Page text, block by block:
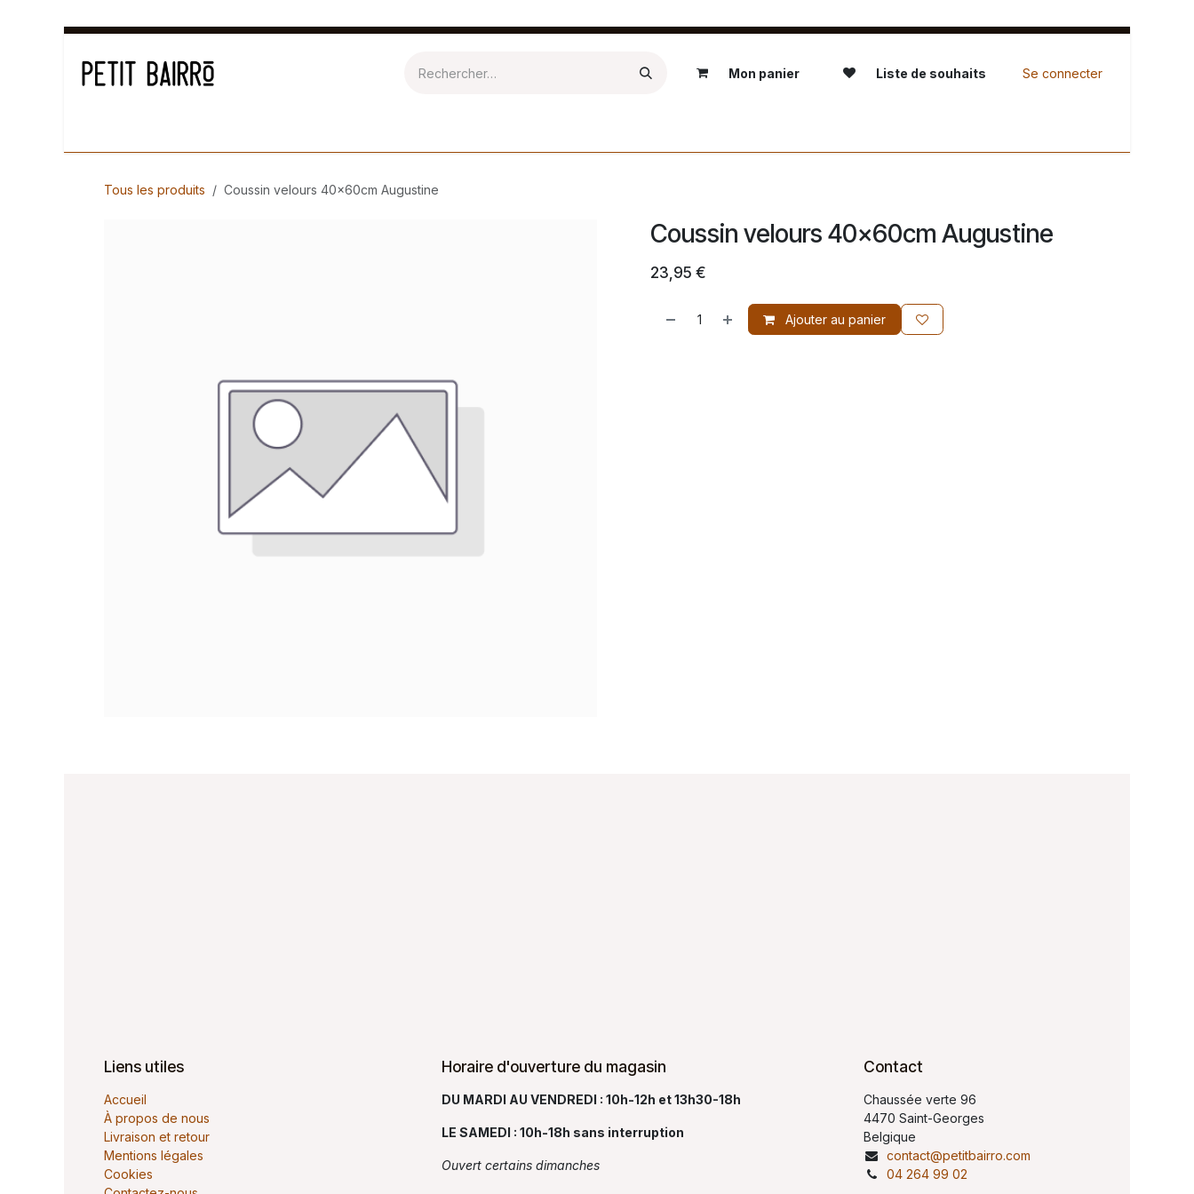
Se rendre au contenu
Mon panier Liste de souhaits Se connecter
Tous les produits Coussin velours 40x60cm Augustine
Coussin velours 40x60cm Augustine
23,95 €
Ajouter au panier
Liens utiles
Accueil
À propos de nous
Livraison et retour
Mentions légales
Cookies
Horaire d'ouverture du magasin
DU MARDI AU VENDREDI : 10h-12h et 13h30-18h
LE SAMEDI : 10h-18h sans interruption
Ouvert certains dimanches
Contact
Chaussée verte 96
4470 Saint-Georges
Belgique
contact@petitbairro.com
04 264 99 02